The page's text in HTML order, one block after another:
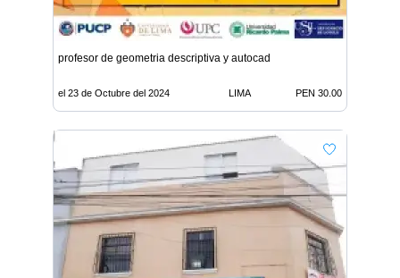
profesor de geometria descriptiva y autocad
el 23 de Octubre del 2024 LIMA PEN 30.00